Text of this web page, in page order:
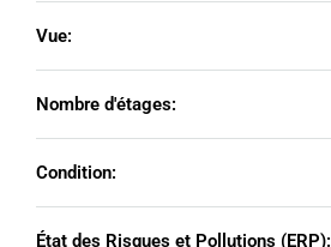
Vue:
Nombre d'étages:
Condition:
État des Risques et Pollutions (ERP):